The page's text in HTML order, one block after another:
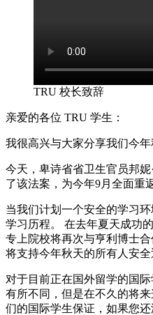
TRU 校长致辞
亲爱的各位 TRU 学生：
我很高兴与大家分享我们今年
今天，卑诗省省卫生官员邦妮
了该法案，为今年9月全面重
当我们计划一个安全的学习
学习历程。 在去年夏天成功
专上院校将再次与亨利博士
将支持今年秋天的所有人安全
对于目前正在国外留学的国
有所不同，但是在不久的将
们的国际学生保证，如果您